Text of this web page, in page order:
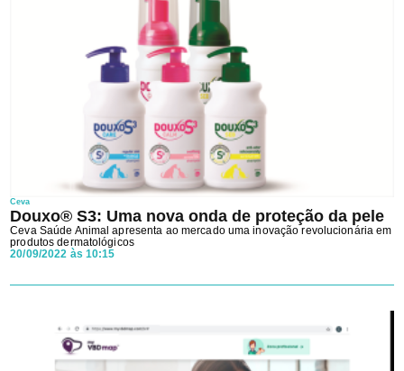
Ceva
Douxo® S3: Uma nova onda de proteção da pele
Ceva Saúde Animal apresenta ao mercado uma inovação revolucionária em
produtos dermatológicos
20/09/2022 às 10:15